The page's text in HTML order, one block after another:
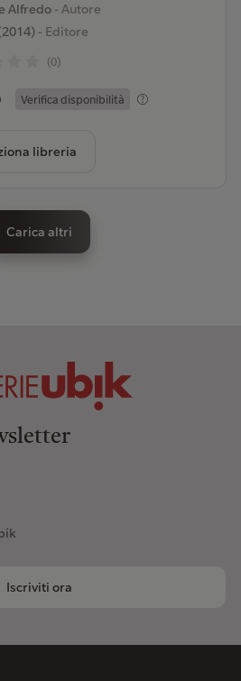
Alfredo - Autore
- Editore
(0)
Verifica disponibilità
libreria
Carica altri
Iscriviti ora